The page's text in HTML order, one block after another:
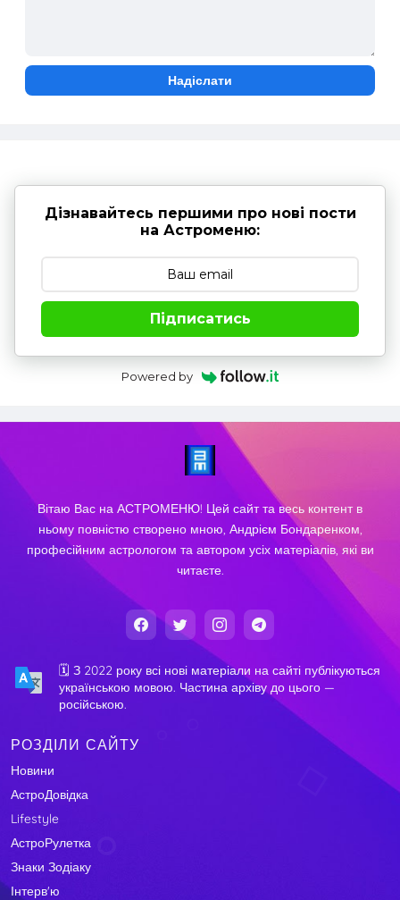
Дізнавайтесь першими про нові пости
на Астроменю:
Підписатись
Powered by
Вітаю Вас на АСТРОМЕНЮ! Цей сайт та весь контент в
ньому повністю створено мною, Андрієм Бондаренком,
професійним астрологом та автором усіх матеріалів, які ви
читаєте.
🗓️ З 2022 року всі нові матеріали на сайті публікуються
українською мовою. Частина архіву до цього —
російською.
РОЗДІЛИ САЙТУ
Новини
АстроДовідка
Lifestyle
АстроРулетка
Знаки Зодіаку
Інтерв'ю